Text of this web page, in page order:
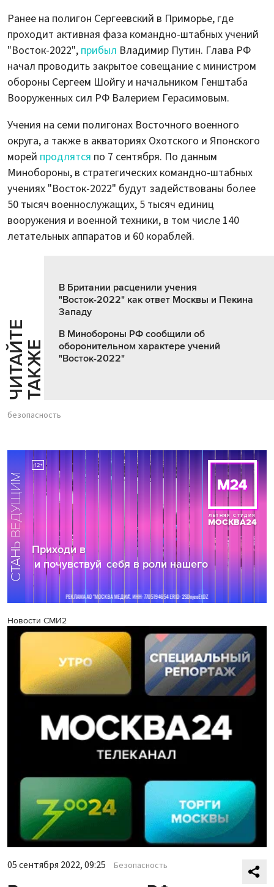
Ранее на полигон Сергеевский в Приморье, где
проходит активная фаза командно-штабных учений
"Восток-2022", прибыл Владимир Путин. Глава РФ
начал проводить закрытое совещание с министром
обороны Сергеем Шойгу и начальником Генштаба
Вооруженных сил РФ Валерием Герасимовым.
Учения на семи полигонах Восточного военного
округа, а также в акваториях Охотского и Японского
морей продлятся по 7 сентября. По данным
Минобороны, в стратегических командно-штабных
учениях "Восток-2022" будут задействованы более
50 тысяч военнослужащих, 5 тысяч единиц
вооружения и военной техники, в том числе 140
летательных аппаратов и 60 кораблей.
Ч
И
Т
АЙ
Т
Е
Т
А
К
ЖЕ
В Британии расценили учения
"Восток-2022" как ответ Москвы и Пекина
Западу
В Минобороны РФ сообщили об
оборонительном характере учений
"Восток-2022"
безопасность
Новости СМИ2
05 сентября 2022, 09:25 Безопасность